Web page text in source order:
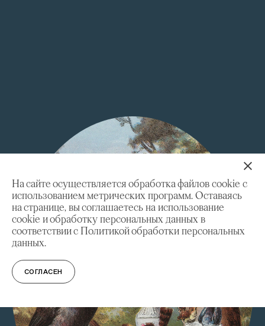
На сайте осуществляется обработка файлов cookie с
использованием метрических программ. Оставаясь
на странице, вы соглашаетесь на использование
cookie и обработку персональных данных в
соответствии с Политикой обработки персональных
данных.
СОГЛАСЕН